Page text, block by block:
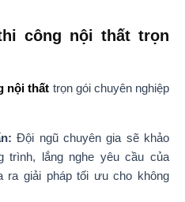
công nội thất trọn
nội thất trọn gói chuyên nghiệp
Đội ngũ chuyên gia sẽ khảo
trình, lắng nghe yêu cầu của
ra giải pháp tối ưu cho không